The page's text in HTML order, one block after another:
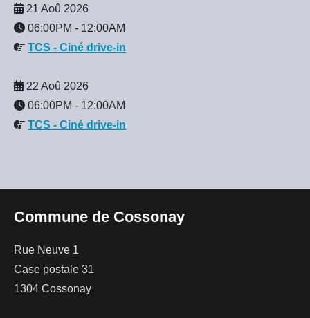
21 Aoû 2026
06:00PM - 12:00AM
TCS - Ciné drive-in
22 Aoû 2026
06:00PM - 12:00AM
TCS - Ciné drive-in
Commune de Cossonay
Rue Neuve 1
Case postale 31
1304 Cossonay